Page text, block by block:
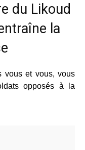
du Likoud
la
vous et vous, vous
opposés à la